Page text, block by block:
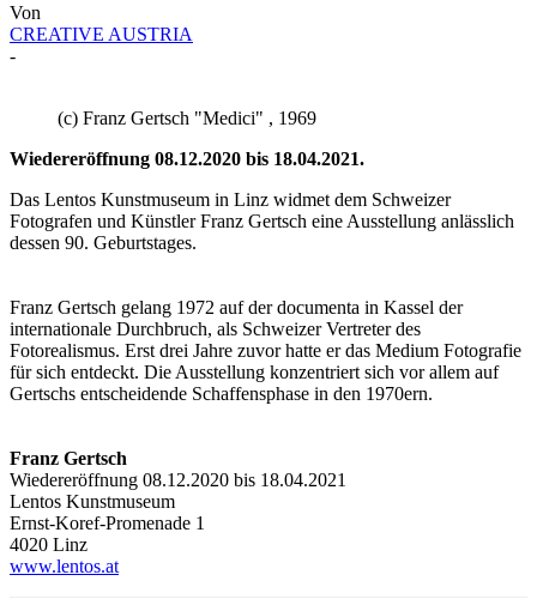
Von
CREATIVE AUSTRIA
-
(c) Franz Gertsch "Medici" , 1969
Wiedereröffnung 08.12.2020 bis 18.04.2021.
Das Lentos Kunstmuseum in Linz widmet dem Schweizer
Fotografen und Künstler Franz Gertsch eine Ausstellung anlässlich
dessen 90. Geburtstages.
Franz Gertsch gelang 1972 auf der documenta in Kassel der
internationale Durchbruch, als Schweizer Vertreter des
Fotorealismus. Erst drei Jahre zuvor hatte er das Medium Fotografie
für sich entdeckt. Die Ausstellung konzentriert sich vor allem auf
Gertschs entscheidende Schaffensphase in den 1970ern.
Franz Gertsch
Wiedereröffnung 08.12.2020 bis 18.04.2021
Lentos Kunstmuseum
Ernst-Koref-Promenade 1
4020 Linz
www.lentos.at